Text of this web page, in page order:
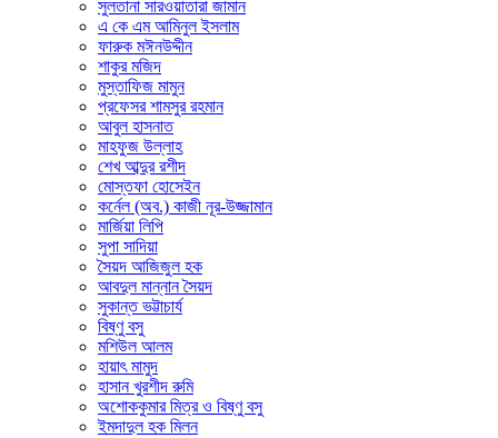
সুলতানা সারওয়াতারা জামান
এ কে এম আমিনুল ইসলাম
ফারুক মঈনউদ্দীন
শাকুর মজিদ
মুস্তাফিজ মামুন
প্রফেসর শামসুর রহমান
আবুল হাসনাত
মাহফুজ উল্লাহ
শেখ আব্দুর রশীদ
মোস্তফা হোসেইন
কর্নেল (অব.) কাজী নূর-উজ্জামান
মার্জিয়া লিপি
সুপা সাদিয়া
সৈয়দ আজিজুল হক
আবদুল মান্নান সৈয়দ
সুকান্ত ভট্টাচার্য
বিষ্ণু বসু
মশিউল আলম
হায়াৎ মামুদ
হাসান খুরশীদ রুমি
অশোককুমার মিত্র ও বিষ্ণু বসু
ইমদাদুল হক মিলন